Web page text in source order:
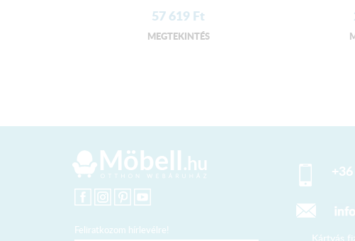
57 619Ft
MEGTEKINTÉS
Feliratkozom hírlevélre!
Kártyás